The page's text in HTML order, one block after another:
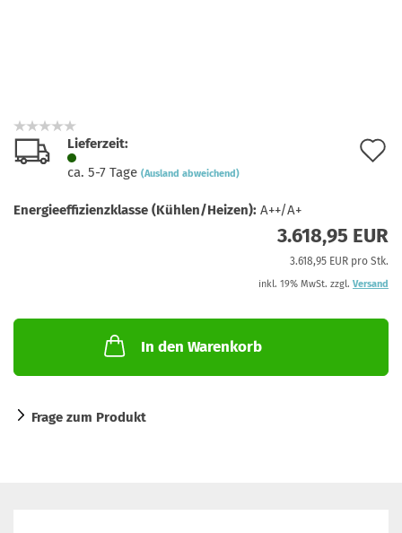
Lieferzeit:
ca. 5-7 Tage (Ausland abweichend)
Energieeffizienzklasse (Kühlen/Heizen): A++/A+
3.618,95 EUR
3.618,95 EUR pro Stk.
inkl. 19% MwSt. zzgl. Versand
In den Warenkorb
Frage zum Produkt